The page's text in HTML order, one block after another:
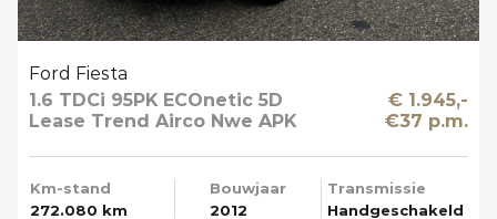
Ford Fiesta
1.6 TDCi 95PK ECOnetic 5D
Lease Trend Airco Nwe APK
€ 1.945,-
€37 p.m.
Km-stand
272.080 km
Bouwjaar
2012
Transmissie
Handgeschakeld